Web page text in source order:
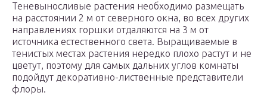
Теневыносливые растения необходимо размещать
на расстоянии 2 м от северного окна, во всех других
направлениях горшки отдаляются на 3 м от
источника естественного света. Выращиваемые в
тенистых местах растения нередко плохо растут и не
цветут, поэтому для самых дальних углов комнаты
подойдут декоративно-лиственные представители
флоры.